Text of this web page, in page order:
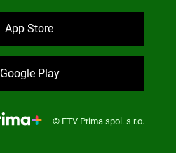
App Store
Google Play
© FTV Prima spol. s r.o.